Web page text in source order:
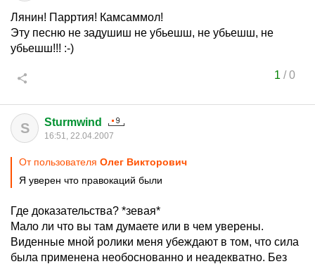
Лянин! Парртия! Камсаммол!
Эту песню не задушиш не убьешш, не убьешш, не
убьешш!!! :-)
1 /0
S Sturmwind
16:51, 22.04.2007
От пользователя Олег Виктoрoвич
Я уверен что правокаций были
Где доказательства? *зевая*
Мало ли что вы там думаете или в чем уверены.
Виденные мной ролики меня убеждают в том, что сила
была применена необоснованно и неадекватно. Без